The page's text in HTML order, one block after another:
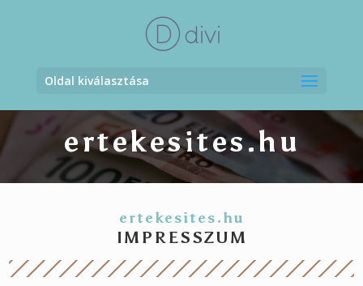
Oldal kiválasztása
ertekesites.hu
ertekesites.hu
IMPRESSZUM